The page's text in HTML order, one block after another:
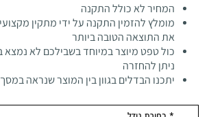
המחיר לא כולל התקנה
מומלץ להזמין התקנה על ידי מתקין
את התוצאה הטובה ביותר
כול טפט מיוצר במיוחד בשבילכם לא נמצא
ניתן להחזרה
יתכנו הבדלים בגוון בין המוצר שנראה